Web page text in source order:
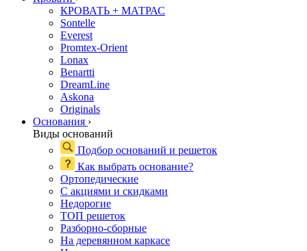
КРОВАТЬ + МАТРАС
Sontelle
Everest
Promtex-Orient
Lonax
Benartti
DreamLine
Askona
Originals
Основания ›
Виды оснований
Подбор оснований и решеток
Как выбрать основание?
Ортопедические
С акциями и скидками
Недорогие
ТОП решеток
Разборно-сборные
На деревянном каркасе